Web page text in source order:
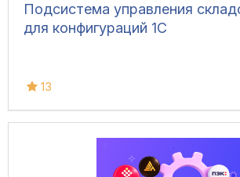
Подсистема управления
для конфигураций 1С
13